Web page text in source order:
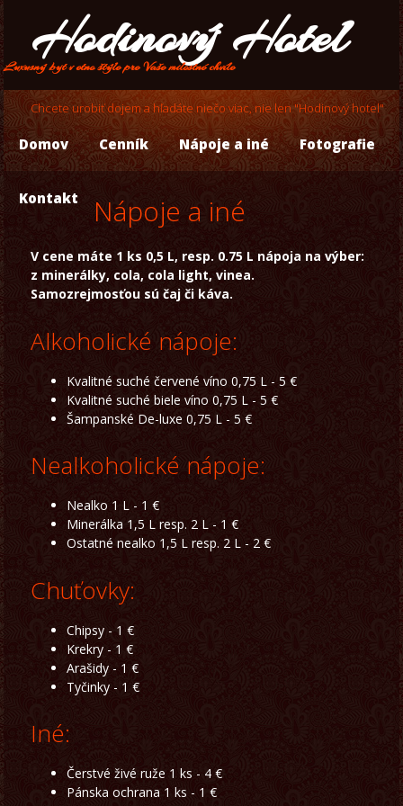
Hodinový Hotel
Luxusný byt v etno štýle pre Vaše milostné chvíle
Chcete urobiť dojem a hľadáte niečo viac, nie len "Hodinový hotel"
Domov Cenník Nápoje a iné Fotografie
Kontakt Nápoje a iné
V cene máte 1 ks 0,5 L, resp. 0.75 L nápoja na výber:
z minerálky, cola, cola light, vinea.
Samozrejmosťou sú čaj či káva.
Alkoholické nápoje:
Kvalitné suché červené víno 0,75 L - 5 €
Kvalitné suché biele víno 0,75 L - 5 €
Šampanské De-luxe 0,75 L - 5 €
Nealkoholické nápoje:
Nealko 1 L - 1 €
Minerálka 1,5 L resp. 2 L - 1 €
Ostatné nealko 1,5 L resp. 2 L - 2 €
Chuťovky:
Chipsy - 1 €
Krekry - 1 €
Arašidy - 1 €
Tyčinky - 1 €
Iné:
Čerstvé živé ruže 1 ks - 4 €
Pánska ochrana 1 ks - 1 €